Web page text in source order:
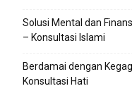
Solusi Mental dan
– Konsultasi Islami
Berdamai dengan
Konsultasi Hati